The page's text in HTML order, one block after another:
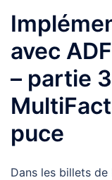
avec
– partie
puce
Dans les billets